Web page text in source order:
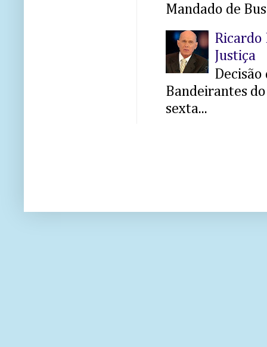
Mandado de
Ricardo
Justiça
Decisão
Bandeirantes
sexta...